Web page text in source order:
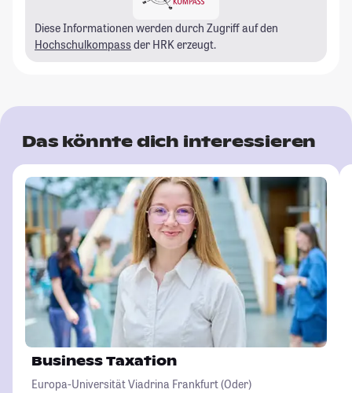
Diese Informationen werden durch Zugriff auf den
Hochschulkompass der HRK erzeugt.
Das könnte dich interessieren
Business Taxation
Europa-Universität Viadrina Frankfurt (Oder)